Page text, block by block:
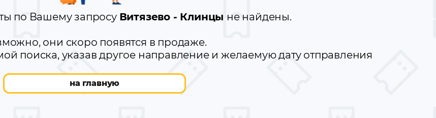
по Вашему запросу Витязево - Клинцы не найдены.
они скоро появятся в продаже.
поиска, указав другое направление и желаемую дату отправления
на главную